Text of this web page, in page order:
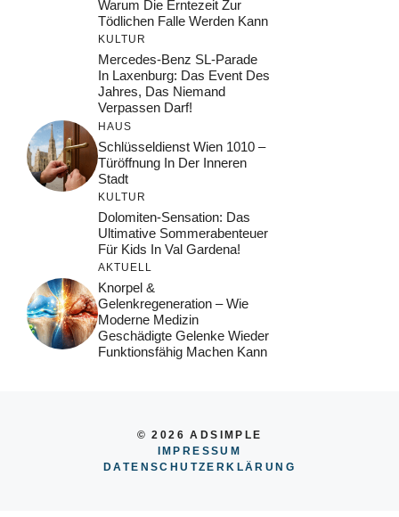
Warum Die Erntezeit Zur
Tödlichen Falle Werden Kann
KULTUR
Mercedes-Benz SL-Parade
In Laxenburg: Das Event Des
Jahres, Das Niemand
Verpassen Darf!
HAUS
Schlüsseldienst Wien 1010 –
Türöffnung In Der Inneren
Stadt
KULTUR
Dolomiten-Sensation: Das
Ultimative Sommerabenteuer
Für Kids In Val Gardena!
AKTUELL
Knorpel &
Gelenkregeneration – Wie
Moderne Medizin
Geschädigte Gelenke Wieder
Funktionsfähig Machen Kann
© 2026 ADSIMPLE
IMPRESSUM
DATENSCHUTZERKLÄRUNG